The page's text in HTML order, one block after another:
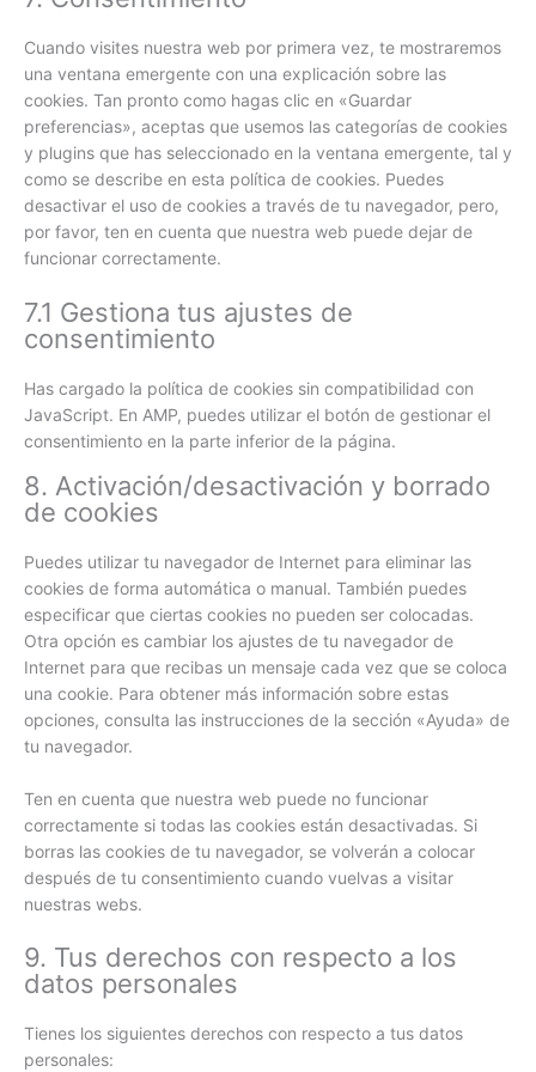
Cuando visites nuestra web por primera vez, te mostraremos
una ventana emergente con una explicación sobre las
cookies. Tan pronto como hagas clic en «Guardar
preferencias», aceptas que usemos las categorías de cookies
y plugins que has seleccionado en la ventana emergente, tal y
como se describe en esta política de cookies. Puedes
desactivar el uso de cookies a través de tu navegador, pero,
por favor, ten en cuenta que nuestra web puede dejar de
funcionar correctamente.
7.1 Gestiona tus ajustes de
consentimiento
Has cargado la política de cookies sin compatibilidad con
JavaScript. En AMP, puedes utilizar el botón de gestionar el
consentimiento en la parte inferior de la página.
8. Activación/desactivación y borrado
de cookies
Puedes utilizar tu navegador de Internet para eliminar las
cookies de forma automática o manual. También puedes
especificar que ciertas cookies no pueden ser colocadas.
Otra opción es cambiar los ajustes de tu navegador de
Internet para que recibas un mensaje cada vez que se coloca
una cookie. Para obtener más información sobre estas
opciones, consulta las instrucciones de la sección «Ayuda» de
tu navegador.
Ten en cuenta que nuestra web puede no funcionar
correctamente si todas las cookies están desactivadas. Si
borras las cookies de tu navegador, se volverán a colocar
después de tu consentimiento cuando vuelvas a visitar
nuestras webs.
9. Tus derechos con respecto a los
datos personales
Tienes los siguientes derechos con respecto a tus datos
personales: